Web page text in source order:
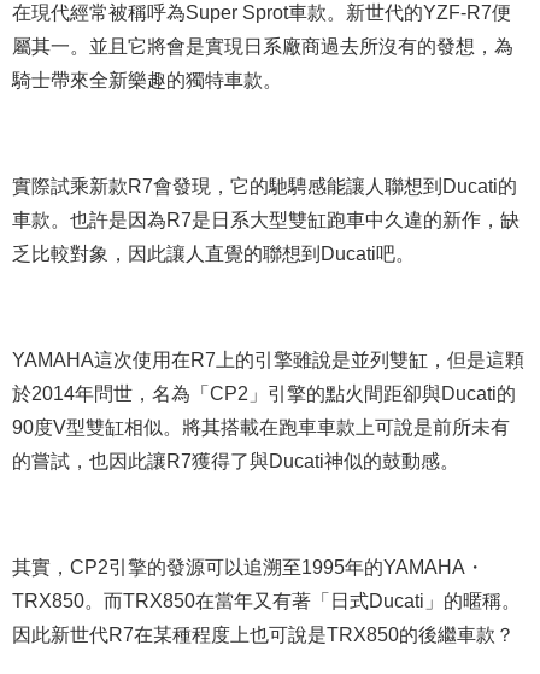
在現代經常被稱呼為Super Sprot車款。新世代的YZF-R7便
屬其一。並且它將會是實現日系廠商過去所沒有的發想，為
騎士帶來全新樂趣的獨特車款。
實際試乘新款R7會發現，它的馳騁感能讓人聯想到Ducati的
車款。也許是因為R7是日系大型雙缸跑車中久違的新作，缺
乏比較對象，因此讓人直覺的聯想到Ducati吧。
YAMAHA這次使用在R7上的引擎雖說是並列雙缸，但是這顆
於2014年問世，名為「CP2」引擎的點火間距卻與Ducati的
90度V型雙缸相似。將其搭載在跑車車款上可說是前所未有
的嘗試，也因此讓R7獲得了與Ducati神似的鼓動感。
其實，CP2引擎的發源可以追溯至1995年的YAMAHA・
TRX850。而TRX850在當年又有著「日式Ducati」的暱稱。
因此新世代R7在某種程度上也可說是TRX850的後繼車款？